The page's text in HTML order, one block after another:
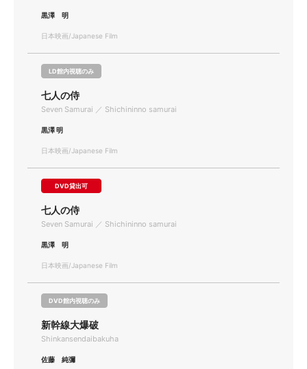
黒澤 明
日本映画/Japanese Film
LD館内視聴のみ
七人の侍
Seven Samurai ／ Shichininno samurai
黒澤 明
日本映画/Japanese Film
DVD貸出可
七人の侍
Seven Samurai ／ Shichininno samurai
黒澤 明
日本映画/Japanese Film
DVD館内視聴のみ
新幹線大爆破
Shinkansendaibakuha
佐藤 純彌